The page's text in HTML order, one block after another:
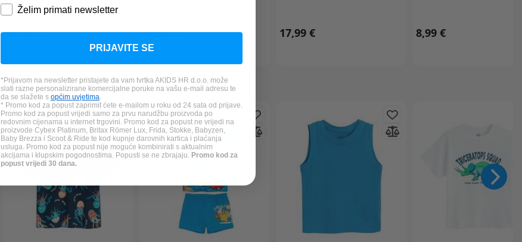
21,99 € 23,99 € 17,99 € 8,99 €
Želim primati newsletter
PRIJAVITE SE
*Prijavom na newsletter pristajete da vam tvrtka AKIDS HR d.o.o. može
slati razne personalizirane komercijalne poruke na vašu e-mail adresu te
da se slažete s općim uvjetima.
* Promo kod za popust zaprimit ćete e-mailom u roku od 24 sata od prijave.
Promo kod za popust vrijedi samo za prvu narudžbu proizvoda po
redovnim cijenama u internet trgovini. Promo kod za popust ne vrijedi na
proizvode Cybex Platinum, Britax Römer Lux, Frida, Stokke, Babyzen,
Baby Brezza i Scoot & Ride te kod kupnje darovnih kartica i plaćanja
usluga. Promo kod za popust nije moguće kombinirati s aktualnim
akcijama i klupskim pogodnostima. Popusti se ne zbrajaju. Promo kod za
popust vrijedi 30 dana.